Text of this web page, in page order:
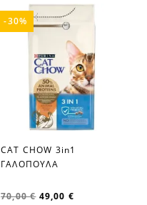
favorite_border
CAT CHOW 3in1
ΓΑΛΟΠΟΥΛΑ
70,00 € 49,00 €
-30%